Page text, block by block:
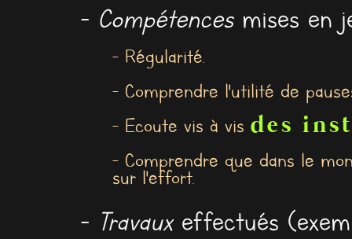
- Compétencesmises en
- Régularité.
- Comprendre l'utilité de
- Ecoute vis à vis des
- Comprendre que dans le
sur l'effort.
- Travauxeffectués